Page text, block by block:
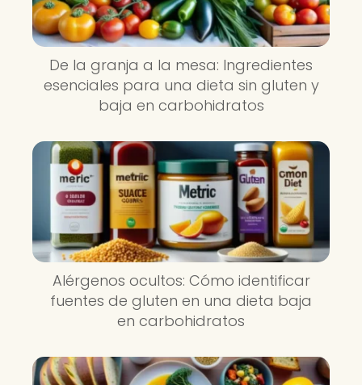
De la granja a la mesa: Ingredientes
esenciales para una dieta sin gluten y
baja en carbohidratos
Alérgenos ocultos: Cómo identificar
fuentes de gluten en una dieta baja
en carbohidratos